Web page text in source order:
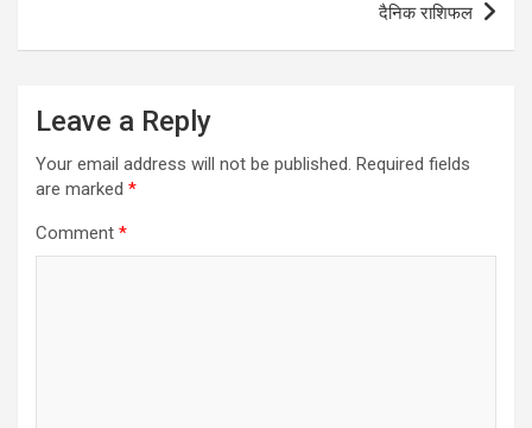
दैनिक राशिफल
Leave a Reply
Your email address will not be published. Required fields
are marked *
Comment *